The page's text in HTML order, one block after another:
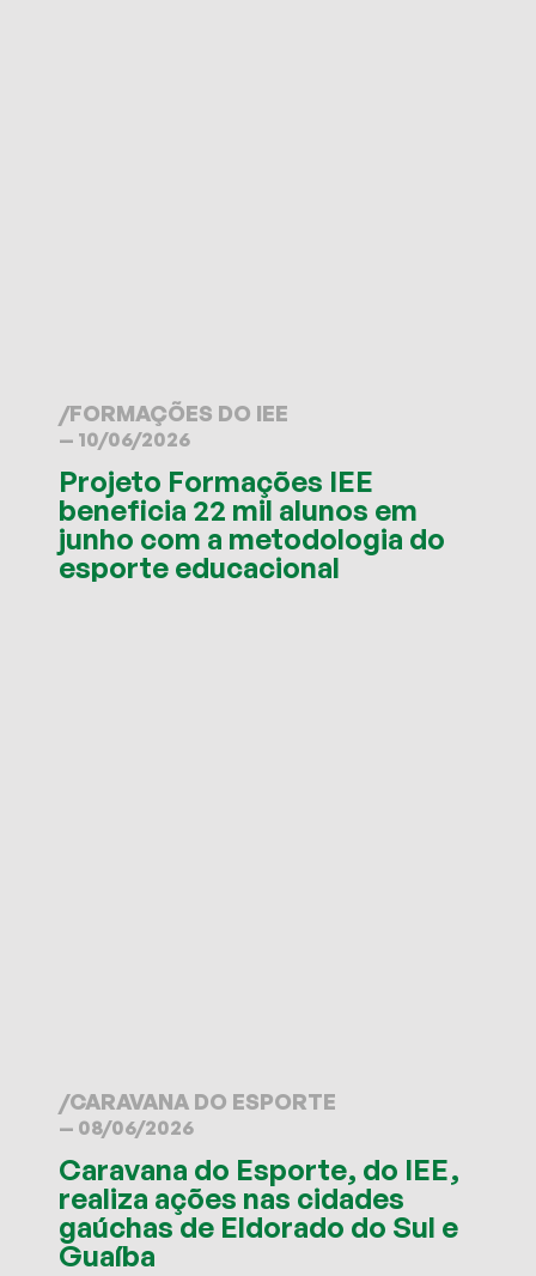
/FORMAÇÕES DO IEE
— 10/06/2026
Projeto Formações IEE
beneficia 22 mil alunos em
junho com a metodologia do
esporte educacional
/CARAVANA DO ESPORTE
— 08/06/2026
Caravana do Esporte, do IEE,
realiza ações nas cidades
gaúchas de Eldorado do Sul e
Guaíba